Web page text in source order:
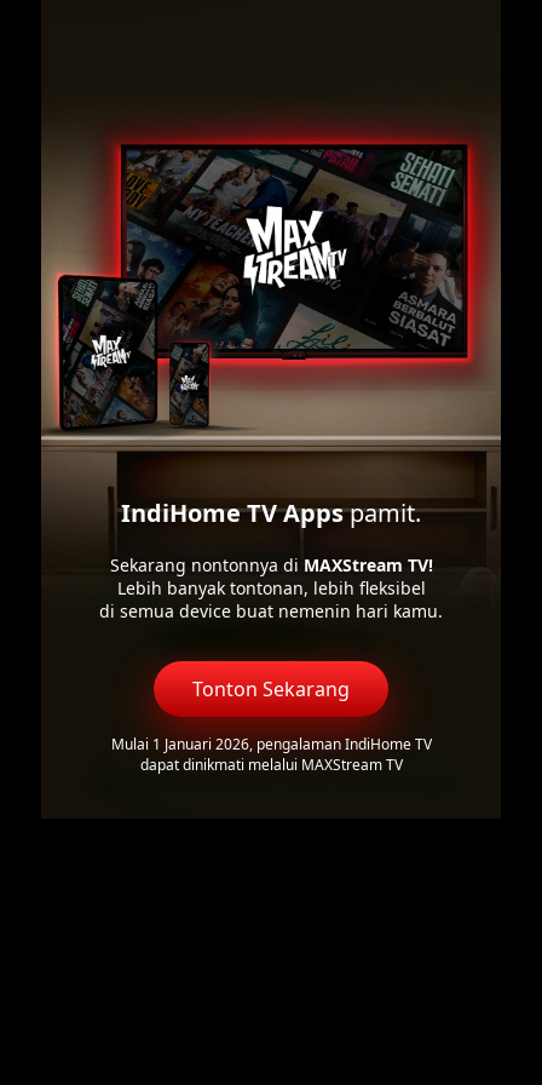
IndiHome TV Appspamit.
Sekarang nontonnya di MAXStream TV!
Lebih banyak tontonan, lebih fleksibel
di semua device buat nemenin hari kamu.
Tonton Sekarang
Mulai 1 Januari 2026, pengalaman IndiHome TV
dapat dinikmati melalui MAXStream TV